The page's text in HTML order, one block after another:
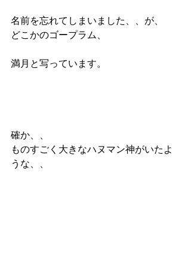
名前を忘れてしまいました、、が、
どこかのゴープラム、
満月と写っています。
確か、、
ものすごく大きなハヌマン神がいたよ
うな、、